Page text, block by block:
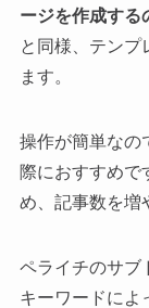
ージを作成する
と同様、テンプ
ます。
操作が簡単なの
際におすすめで
め、記事数を増
ペライチのサブ
キーワードによ